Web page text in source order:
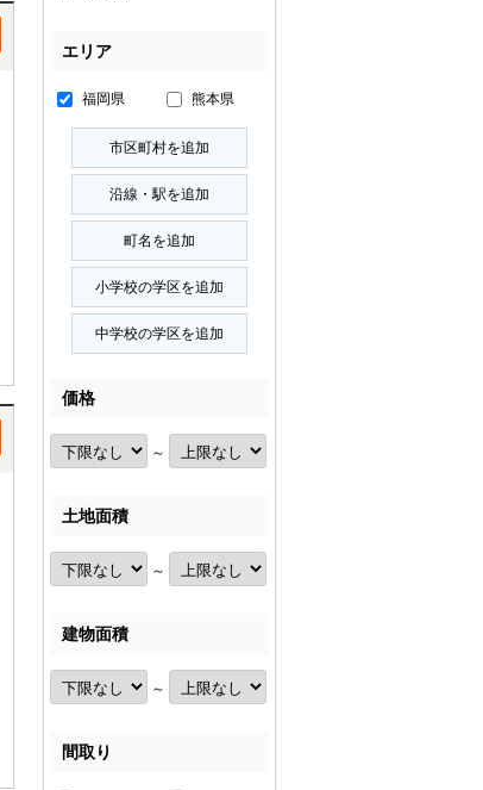
エリア
福岡県 熊本県
価格
～
土地面積
～
建物面積
～
間取り